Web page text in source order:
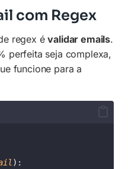
com Regex
regex évalidar emails.
perfeita seja complexa,
funcione para a
):